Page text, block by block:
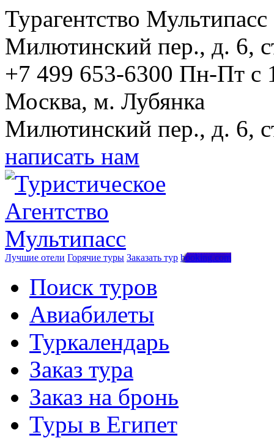
Турагентство Мультипасс
Милютинский пер., д. 6,
+7 499 653-6300 Пн-Пт с
Москва, м. Лубянка
Милютинский пер., д. 6,
написать нам
Лучшие отели Горячие туры Заказать тур booking.com
Поиск туров
Авиабилеты
Туркалендарь
Заказ тура
Заказ на бронь
Туры в Египет